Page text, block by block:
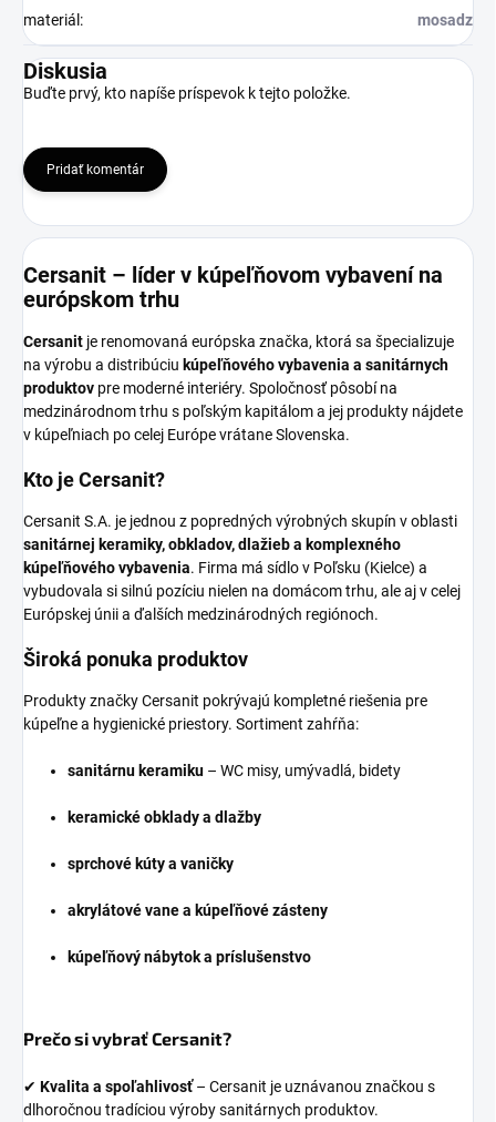
materiál : mosadz
Diskusia
Buďte prvý, kto napíše príspevok k tejto položke.
Pridať komentár
Cersanit – líder v kúpeľňovom vybavení na
európskom trhu
Cersanit je renomovaná európska značka, ktorá sa špecializuje
na výrobu a distribúciu kúpeľňového vybavenia a sanitárnych
produktov pre moderné interiéry. Spoločnosť pôsobí na
medzinárodnom trhu s poľským kapitálom a jej produkty nájdete
v kúpeľniach po celej Európe vrátane Slovenska.
Kto je Cersanit?
Cersanit S.A. je jednou z popredných výrobných skupín v oblasti
sanitárnej keramiky, obkladov, dlažieb a komplexného
kúpeľňového vybavenia. Firma má sídlo v Poľsku (Kielce) a
vybudovala si silnú pozíciu nielen na domácom trhu, ale aj v celej
Európskej únii a ďalších medzinárodných regiónoch.
Široká ponuka produktov
Produkty značky Cersanit pokrývajú kompletné riešenia pre
kúpeľne a hygienické priestory. Sortiment zahŕňa:
sanitárnu keramiku – WC misy, umývadlá, bidety
keramické obklady a dlažby
sprchové kúty a vaničky
akrylátové vane a kúpeľňové zásteny
kúpeľňový nábytok a príslušenstvo
Prečo si vybrať Cersanit?
✔ Kvalita a spoľahlivosť– Cersanit je uznávanou značkou s
dlhoročnou tradíciou výroby sanitárnych produktov.